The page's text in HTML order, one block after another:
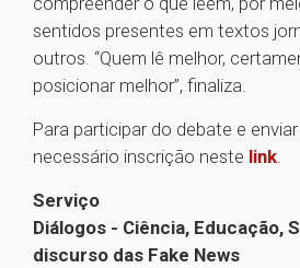
sentidos presentes em textos
outros. “Quem lê melhor,
posicionar melhor”, finaliza.
Para participar do debate e
necessário inscrição neste link.
Serviço
Diálogos - Ciência, Educação,
discurso das Fake News